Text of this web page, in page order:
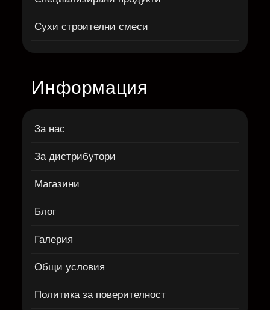
Сухи строителни смеси
Информация
За нас
За дистрибутори
Магазини
Блог
Галерия
Общи условия
Политика за поверителност